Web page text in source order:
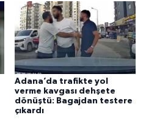
Adana’da trafikte yol
verme kavgası dehşete
dönüştü: Bagajdan testere
çıkardı